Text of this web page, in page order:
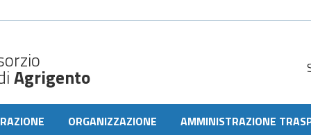
Agrigento
ORGANIZZAZIONE AMMINISTRAZIONE